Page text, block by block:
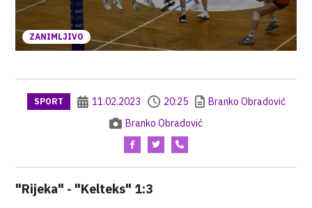
ZANIMLJIVO
SPORT 11.02.2023 20:25
Branko Obradović
Branko Obradović
"Rijeka" - "Kelteks" 1:3